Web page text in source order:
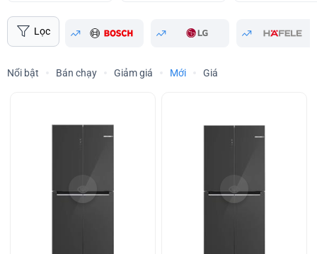
Lọc
Nổi bật Bán chạy Giảm giá Mới Giá